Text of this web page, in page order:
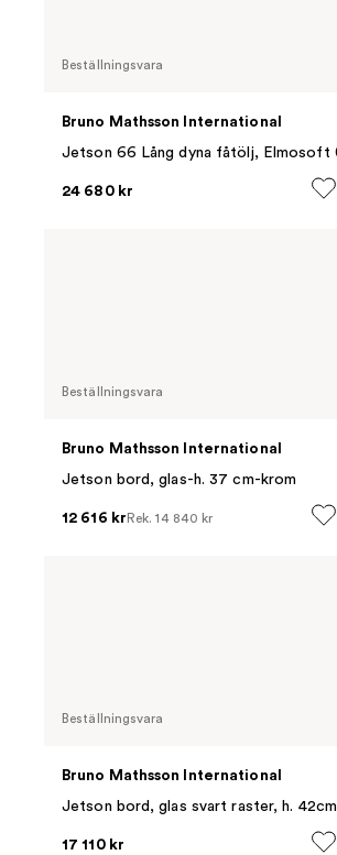
Beställningsvara
Bruno Mathsson International
24 680 kr
Beställningsvara
Bruno Mathsson International
Jetson bord, glas-h. 37 cm-krom
12 616 kr Rek.14 840 kr
Beställningsvara
Bruno Mathsson International
Jetson bord, glas svart raster, h. 42cm
17 110 kr